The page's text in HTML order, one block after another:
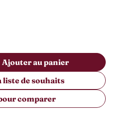
Ajouter au panier
comparer
liste de souhaits